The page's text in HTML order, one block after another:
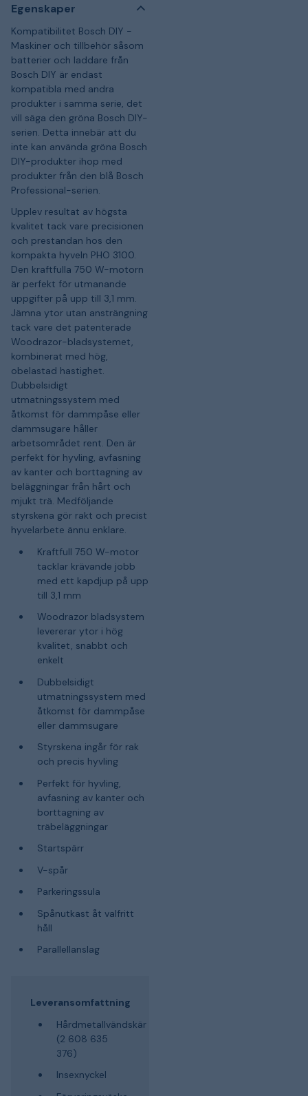
Egenskaper
Kompatibilitet Bosch DIY -
Maskiner och tillbehör såsom
batterier och laddare från
Bosch DIY är endast
kompatibla med andra
produkter i samma serie, det
vill säga den gröna Bosch DIY-
serien. Detta innebär att du
inte kan använda gröna Bosch
DIY-produkter ihop med
produkter från den blå Bosch
Professional-serien.
Upplev resultat av högsta
kvalitet tack vare precisionen
och prestandan hos den
kompakta hyveln PHO 3100.
Den kraftfulla 750 W-motorn
är perfekt för utmanande
uppgifter på upp till 3,1 mm.
Jämna ytor utan ansträngning
tack vare det patenterade
Woodrazor-bladsystemet,
kombinerat med hög,
obelastad hastighet.
Dubbelsidigt
utmatningssystem med
åtkomst för dammpåse eller
dammsugare håller
arbetsområdet rent. Den är
perfekt för hyvling, avfasning
av kanter och borttagning av
beläggningar från hårt och
mjukt trä. Medföljande
styrskena gör rakt och precist
hyvelarbete ännu enklare.
Kraftfull 750 W-motor
tacklar krävande jobb
med ett kapdjup på upp
till 3,1 mm
Woodrazor bladsystem
levererar ytor i hög
kvalitet, snabbt och
enkelt
Dubbelsidigt
utmatningssystem med
åtkomst för dammpåse
eller dammsugare
Styrskena ingår för rak
och precis hyvling
Perfekt för hyvling,
avfasning av kanter och
borttagning av
träbeläggningar
Startspärr
V-spår
Parkeringssula
Spånutkast åt valfritt
håll
Parallellanslag
Leveransomfattning
Hårdmetallvändskär
(2 608 635
376)
Insexnyckel